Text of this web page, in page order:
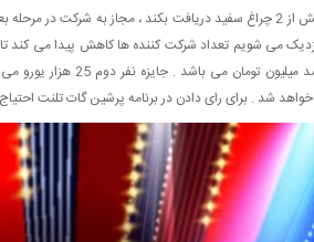
اگر شرکت کننده بتواند بیش از 2 چراغ سفید دریافت بکند ،
شد . برای رای دادن در برنامه پرشین گات تلنت